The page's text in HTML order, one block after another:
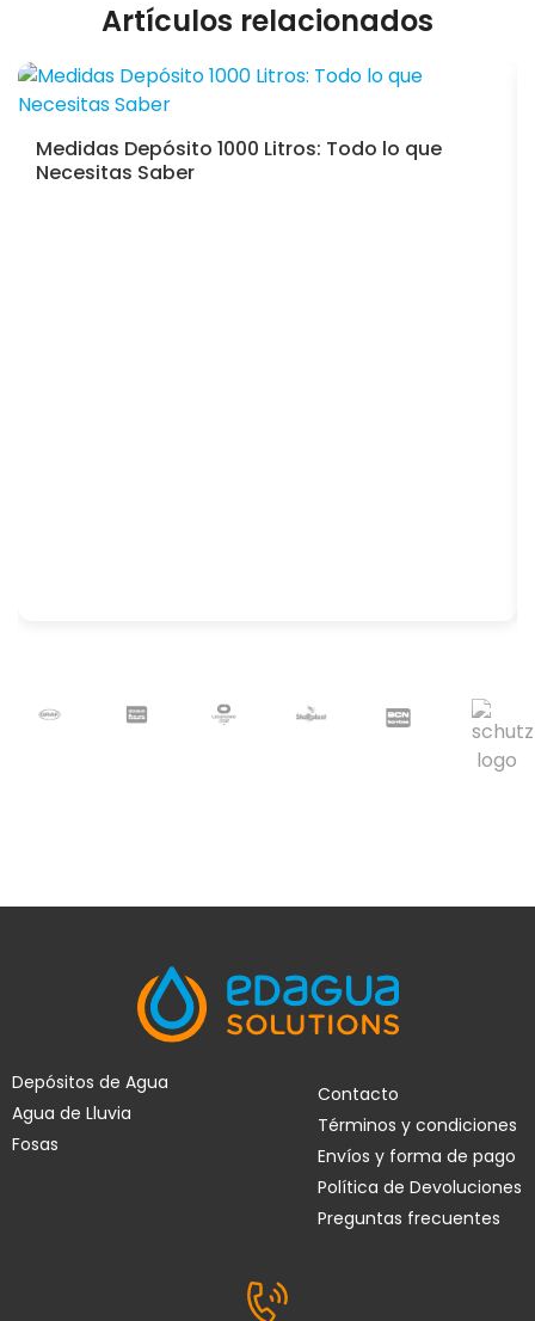
Artículos relacionados
Medidas Depósito 1000 Litros: Todo lo que
Necesitas Saber
Depósitos de Agua
Agua de Lluvia
Fosas
Contacto
Términos y condiciones
Envíos y forma de pago
Política de Devoluciones
Preguntas frecuentes